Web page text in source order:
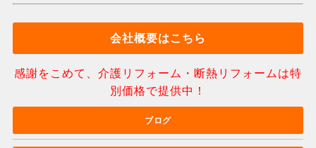
会社概要はこちら
感謝をこめて、介護リフォーム・断熱リフォームは特
別価格で提供中！
ブログ